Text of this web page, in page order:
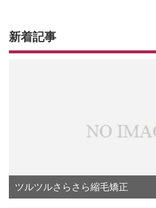
新着記事
ツルツルさらさら縮毛矯正